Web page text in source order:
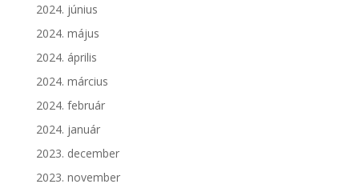
2024. június
2024. május
2024. április
2024. március
2024. február
2024. január
2023. december
2023. november